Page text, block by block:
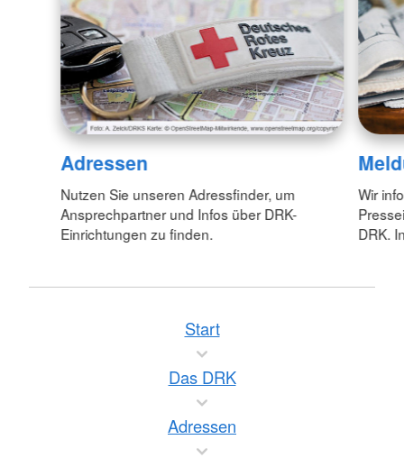
Adressen
Nutzen Sie unseren Adressfinder, um
Ansprechpartner und Infos über DRK-
Einrichtungen zu finden.
Wir
DRK.
Start
Das DRK
Adressen